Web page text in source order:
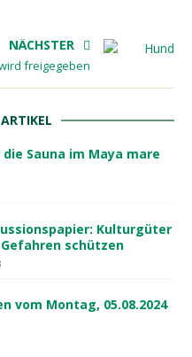
NÄCHSTER
freigegeben
Sauna im Maya mare
Kulturgüter
schützen
vom Montag, 05.08.2024